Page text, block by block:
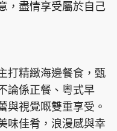
，盡情享受屬於自己
打精緻海邊餐食，甄
論係正餐、粵式早
與視覺嘅雙重享受。
味佳肴，浪漫感與幸